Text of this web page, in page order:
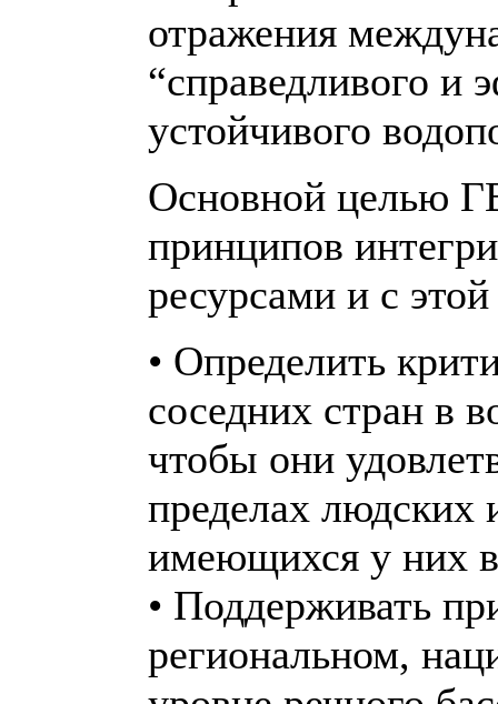
отражения
“справедливого и
устойчивого
Основной целью
принципов
ресурсами и с
• Определить
соседних стран в
чтобы они
пределах людских
имеющихся у них
• Поддерживать
региональном,